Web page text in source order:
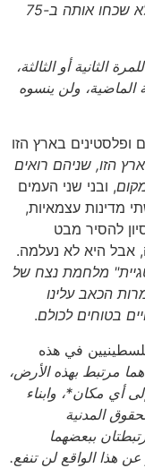
או השלישית, לא ישכחו את המולדת. הם לא שכחו אותה ב-75
الثانية أو الثالثة،
لم ينسوه خلال الـ75 سنة الماضية، ولن ينسوه
ופלסטינים בארץ הזו
הזו, שניהם רואים
, ובני שני העמים
מדינות עצמאיות,
להסיר מבט
אבל היא לא נעלמה.
מלחמת נצח של
הכאב עלינו
בטוחים לכולם.
في هذه
مرتبط بهذه الأرض،
أي مكان*، وابناء
المدنية
ببعضهما
هذا الواقع لن تنفع.